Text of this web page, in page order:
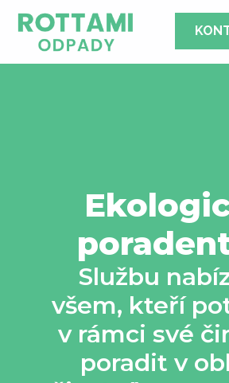
Službu
všem, kteří
v rámci své
poradit v